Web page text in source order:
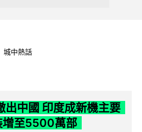
城中熱話
出中國 印度成新機主要
增至5500萬部